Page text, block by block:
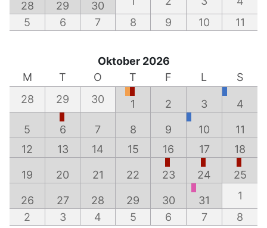
28 29 30
5
6 7 8 9 10 11
Oktober 2026
M
T O T F L
S
28
29 30 1 2 3 4
5 6 7 8 9 10
11
12
13 14 15 16 17 18
19 20 21 22 23 24 25
26 27 28 29 30 31
1
2
3 4 5 6 7 8